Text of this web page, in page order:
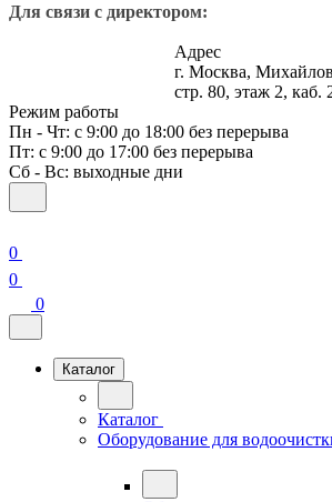
Для связи с директором:
Адрес
г. Москва,
стр. 80, этаж 2, каб.
Режим работы
Пн - Чт: с 9:00 до 18:00 без перерыва
Пт: с 9:00 до 17:00 без перерыва
Сб - Вс: выходные дни
0
0
0
Каталог
Каталог
Оборудование для